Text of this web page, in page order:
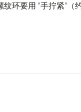
环要用 "手拧紧"（